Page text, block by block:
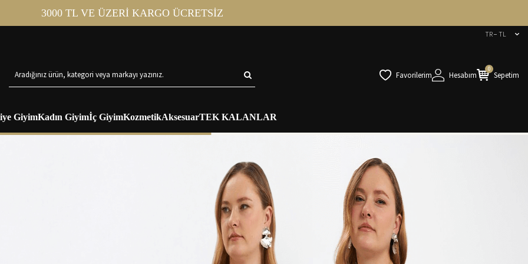
3000 TL VE ÜZERİ KARGO ÜCRETSİZ
TR − TL
Favorilerim Hesabım
0
Sepetim
GiyimKadın Giyimİç GiyimKozmetikAksesuarTEK KALANLAR